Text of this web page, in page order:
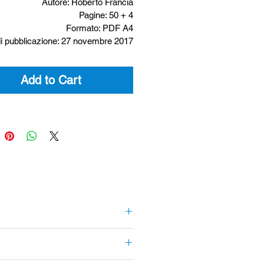
Autore: Roberto Francia
Pagine: 50 + 4
Formato: PDF A4
pubblicazione: 27 novembre 2017
Add to Cart
e piccole situate tra le Alpi
delle vetture, dei camion,